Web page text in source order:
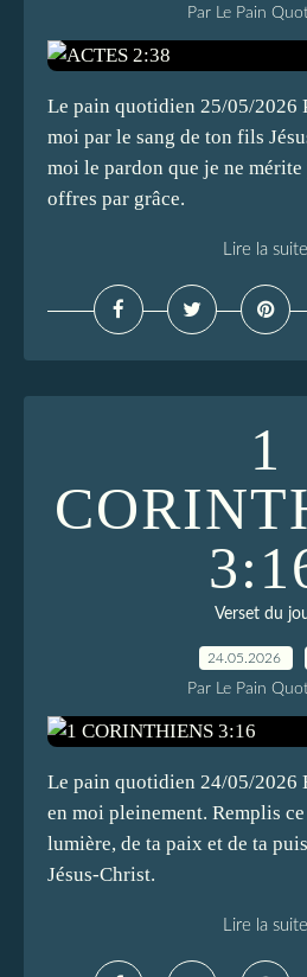
Par Le Pain
Le pain quotidien 25/05/2026
moi par le sang de ton fils
moi le pardon que je ne mérite
offres par grâce.
Lire la suite
1
Verset du
24.05.2026
Par Le Pain
Le pain quotidien 24/05/2026
en moi pleinement. Remplis
lumière, de ta paix et de ta
Jésus-Christ.
Lire la suite